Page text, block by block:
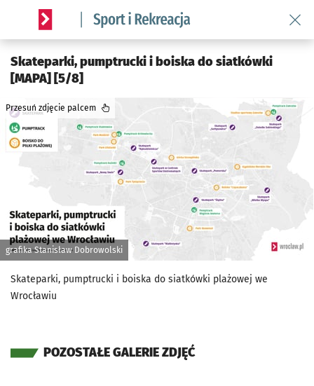
Serwis informacyjny wroclaw.pl podserwis: Sport i rekreacja
Skateparki, pumptrucki i boiska do siatkówki
[MAPA] [5/8]
grafika Stanisław Dobrowolski
Przesuń zdjęcie palcem
Skateparki, pumptrucki i boiska do siatkówki plażowej we
Wrocławiu
POZOSTAŁE GALERIE ZDJĘĆ